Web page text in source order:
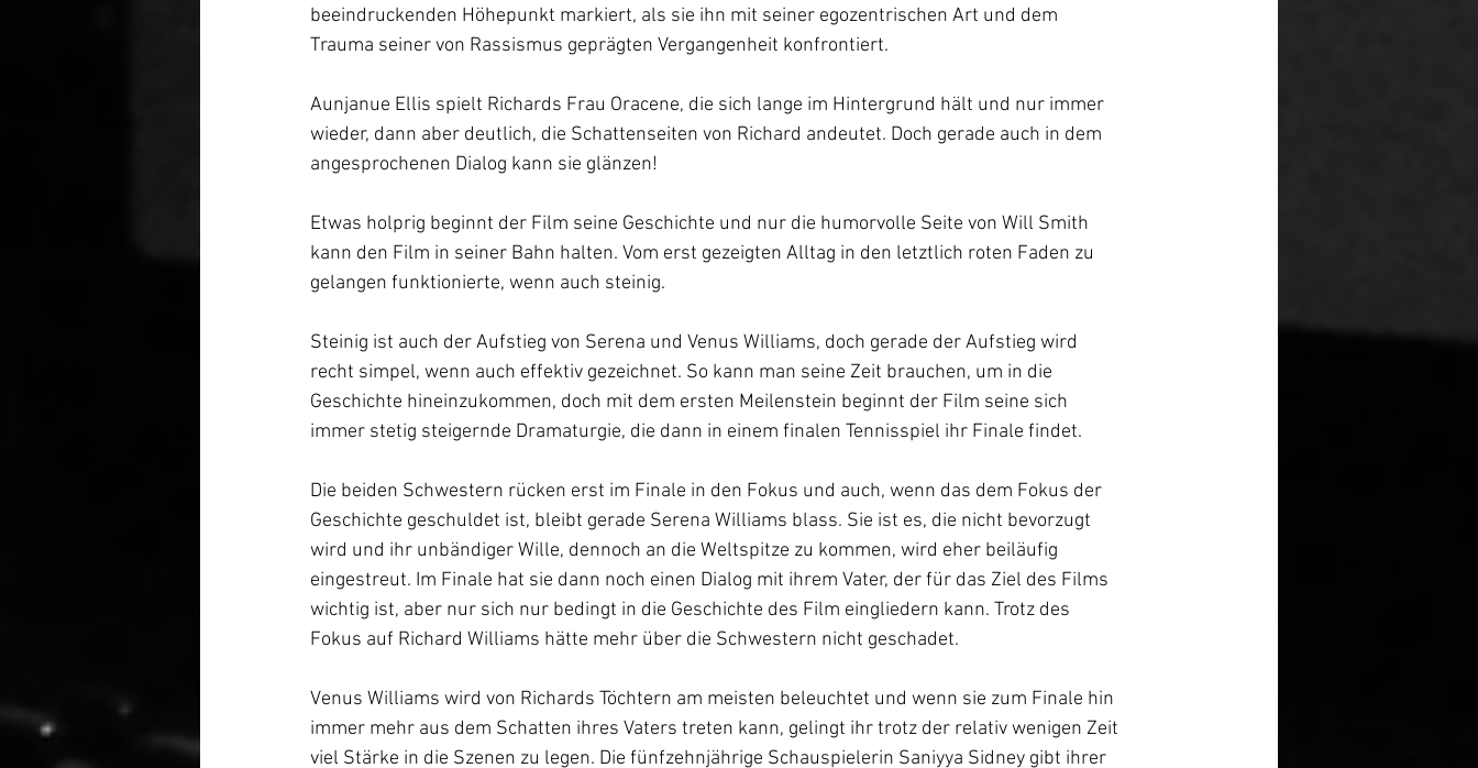
beeindruckenden Höhepunkt markiert, als sie ihn mit seiner egozentrischen Art und dem
Trauma seiner von Rassismus geprägten Vergangenheit konfrontiert.
Aunjanue Ellis spielt Richards Frau Oracene, die sich lange im Hintergrund hält und nur immer
wieder, dann aber deutlich, die Schattenseiten von Richard andeutet. Doch gerade auch in dem
angesprochenen Dialog kann sie glänzen!
Etwas holprig beginnt der Film seine Geschichte und nur die humorvolle Seite von Will Smith
kann den Film in seiner Bahn halten. Vom erst gezeigten Alltag in den letztlich roten Faden zu
gelangen funktionierte, wenn auch steinig.
Steinig ist auch der Aufstieg von Serena und Venus Williams, doch gerade der Aufstieg wird
recht simpel, wenn auch effektiv gezeichnet. So kann man seine Zeit brauchen, um in die
Geschichte hineinzukommen, doch mit dem ersten Meilenstein beginnt der Film seine sich
immer stetig steigernde Dramaturgie, die dann in einem finalen Tennisspiel ihr Finale findet.
Die beiden Schwestern rücken erst im Finale in den Fokus und auch, wenn das dem Fokus der
Geschichte geschuldet ist, bleibt gerade Serena Williams blass. Sie ist es, die nicht bevorzugt
wird und ihr unbändiger Wille, dennoch an die Weltspitze zu kommen, wird eher beiläufig
eingestreut. Im Finale hat sie dann noch einen Dialog mit ihrem Vater, der für das Ziel des Films
wichtig ist, aber nur sich nur bedingt in die Geschichte des Film eingliedern kann. Trotz des
Fokus auf Richard Williams hätte mehr über die Schwestern nicht geschadet.
Venus Williams wird von Richards Töchtern am meisten beleuchtet und wenn sie zum Finale hin
immer mehr aus dem Schatten ihres Vaters treten kann, gelingt ihr trotz der relativ wenigen Zeit
viel Stärke in die Szenen zu legen. Die fünfzehnjährige Schauspielerin Saniyya Sidney gibt ihrer